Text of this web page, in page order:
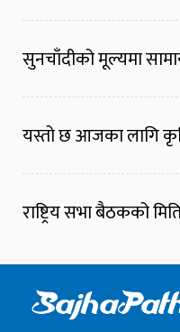
सुनचाँदीको मूल्यमा
यस्तो छ आजका लागि
राष्ट्रिय सभा बैठकको